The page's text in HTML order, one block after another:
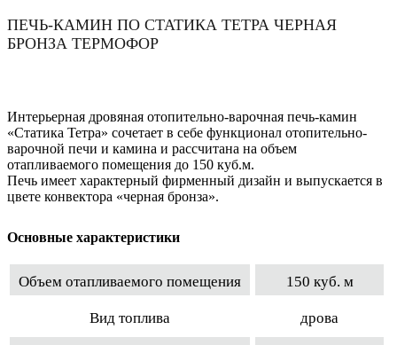
ПЕЧЬ-КАМИН ПО СТАТИКА ТЕТРА ЧЕРНАЯ
БРОНЗА ТЕРМОФОР
Интерьерная дровяная отопительно-варочная печь-камин
«Статика Тетра» сочетает в себе функционал отопительно-
варочной печи и камина и рассчитана на объем
отапливаемого помещения до 150 куб.м.
Печь имеет характерный фирменный дизайн и выпускается в
цвете конвектора «черная бронза».
Основные характеристики
Объем отапливаемого помещения 150 куб. м
Вид топлива дрова